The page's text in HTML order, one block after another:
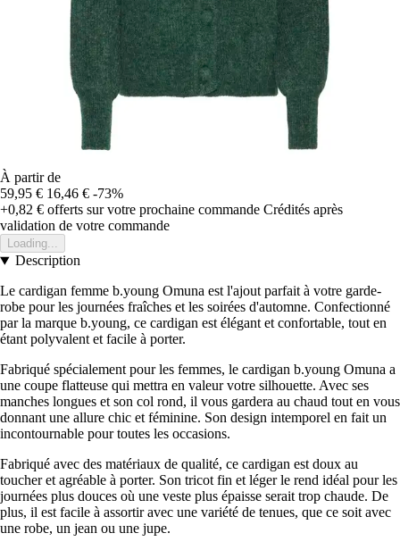
À partir de
59,95 € 16,46 € -73%
+0,82 € offerts sur votre prochaine commande Crédités après
validation de votre commande
Loading...
Description
Le cardigan femme b.young Omuna est l'ajout parfait à votre garde-
robe pour les journées fraîches et les soirées d'automne. Confectionné
par la marque b.young, ce cardigan est élégant et confortable, tout en
étant polyvalent et facile à porter.
Fabriqué spécialement pour les femmes, le cardigan b.young Omuna a
une coupe flatteuse qui mettra en valeur votre silhouette. Avec ses
manches longues et son col rond, il vous gardera au chaud tout en vous
donnant une allure chic et féminine. Son design intemporel en fait un
incontournable pour toutes les occasions.
Fabriqué avec des matériaux de qualité, ce cardigan est doux au
toucher et agréable à porter. Son tricot fin et léger le rend idéal pour les
journées plus douces où une veste plus épaisse serait trop chaude. De
plus, il est facile à assortir avec une variété de tenues, que ce soit avec
une robe, un jean ou une jupe.